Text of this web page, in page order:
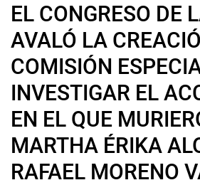
EL CONGRESO DE
AVALÓ LA
COMISIÓN
INVESTIGAR EL
EN EL QUE
MARTHA ÉRIKA
RAFAEL MORENO